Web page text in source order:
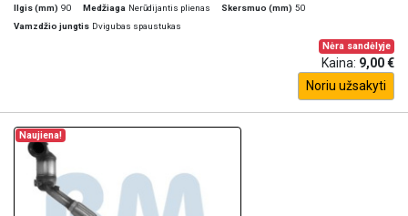
Ilgis (mm) 90 Medžiaga Nerūdijantis plienas Skersmuo (mm) 50
Vamzdžio jungtis Dvigubas spaustukas
Nėra sandėlyje
Kaina: 9,00 €
Noriu užsakyti
Naujiena!